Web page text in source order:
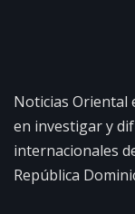
Noticias Oriental
en investigar y
internacionales
República